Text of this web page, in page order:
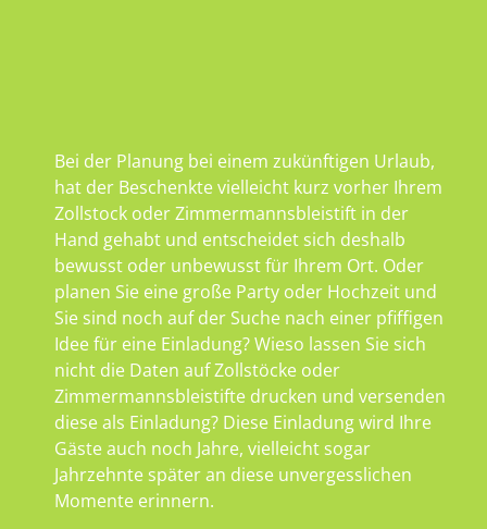
Bei der Planung bei einem zukünftigen Urlaub,
hat der Beschenkte vielleicht kurz vorher Ihrem
Zollstock oder Zimmermannsbleistift in der
Hand gehabt und entscheidet sich deshalb
bewusst oder unbewusst für Ihrem Ort. Oder
planen Sie eine große Party oder Hochzeit und
Sie sind noch auf der Suche nach einer pfiffigen
Idee für eine Einladung? Wieso lassen Sie sich
nicht die Daten auf Zollstöcke oder
Zimmermannsbleistifte drucken und versenden
diese als Einladung? Diese Einladung wird Ihre
Gäste auch noch Jahre, vielleicht sogar
Jahrzehnte später an diese unvergesslichen
Momente erinnern.